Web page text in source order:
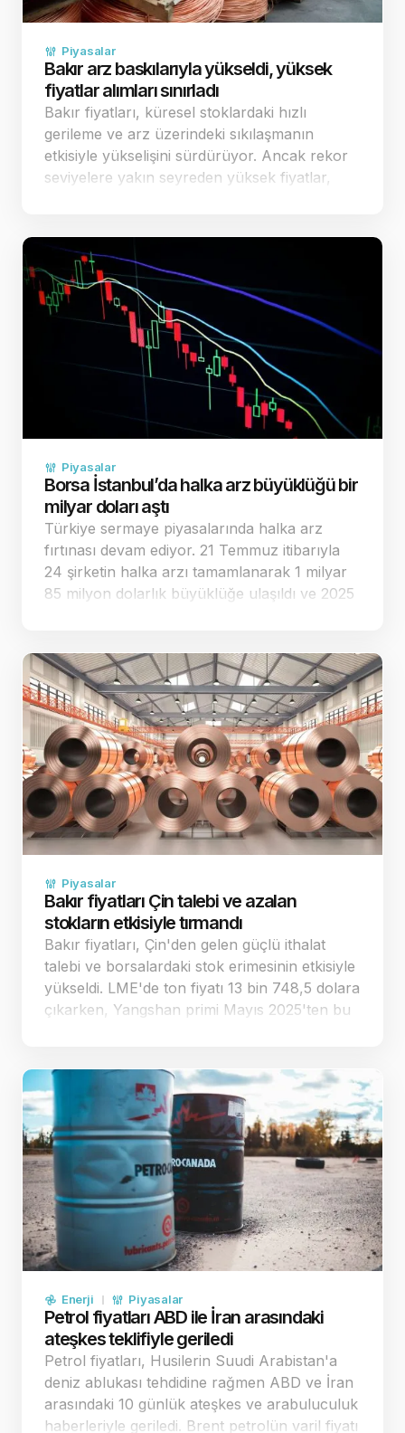
Piyasalar
Bakır arz baskılarıyla yükseldi, yüksek
fiyatlar alımları sınırladı
Bakır fiyatları, küresel stoklardaki hızlı
gerileme ve arz üzerindeki sıkılaşmanın
etkisiyle yükselişini sürdürüyor. Ancak rekor
seviyelere yakın seyreden yüksek fiyatlar,
yol a&ccedi…
Piyasalar
Borsa İstanbul’da halka arz büyüklüğü bir
milyar doları aştı
Türkiye sermaye piyasalarında halka arz
fırtınası devam ediyor. 21 Temmuz itibarıyla
24 şirketin halka arzı tamamlanarak 1 milyar
85 milyon dolarlık büyüklüğe ulaşıldı ve 2025
tamamını …
Piyasalar
Bakır fiyatları Çin talebi ve azalan
stokların etkisiyle tırmandı
Bakır fiyatları, Çin'den gelen güçlü ithalat
talebi ve borsalardaki stok erimesinin etkisiyle
yükseldi. LME'de ton fiyatı 13 bin 748,5 dolara
çıkarken, Yangshan primi Mayıs 2025'ten bu
Enerji Piyasalar
Petrol fiyatları ABD ile İran arasındaki
ateşkes teklifiyle geriledi
Petrol fiyatları, Husilerin Suudi Arabistan'a
deniz ablukası tehdidine rağmen ABD ve İran
arasındaki 10 günlük ateşkes ve arabuluculuk
haberleriyle geriledi. Brent petrolün varil fiyatı